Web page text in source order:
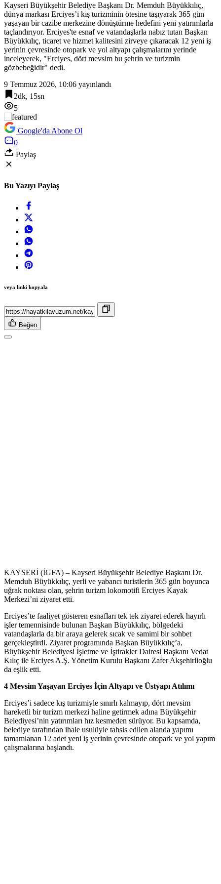
Kayseri Büyükşehir Belediye Başkanı Dr. Memduh Büyükkılıç,
dünya markası Erciyes’i kış turizminin ötesine taşıyarak 365 gün
yaşayan bir cazibe merkezine dönüştürme hedefini yeni yatırımlarla
taçlandırıyor. Erciyes'te esnaf ve vatandaşlarla nabız tutan Başkan
Büyükkılıç, ticaret ve hizmet kalitesini zirveye çıkaracak 12 yeni iş
yerinin çevresinde otopark ve yol altyapı çalışmalarını yerinde
inceleyerek, "Erciyes, dört mevsim bu şehrin ve turizmin
gözbebeğidir" dedi.
9 Temmuz 2026, 10:06 yayınlandı
2dk, 15sn
5
Google'da Abone Ol
0
Paylaş
Bu Yazıyı Paylaş
veya linki kopyala
Beğen
KAYSERİ (İGFA) – Kayseri Büyükşehir Belediye Başkanı Dr.
Memduh Büyükkılıç, yerli ve yabancı turistlerin 365 gün boyunca
uğrak noktası olan, şehrin turizm lokomotifi Erciyes Kayak
Merkezi’ni ziyaret etti.
Erciyes’te faaliyet gösteren esnafları tek tek ziyaret ederek hayırlı
işler temennisinde bulunan Başkan Büyükkılıç, bölgedeki
vatandaşlarla da bir araya gelerek sıcak ve samimi bir sohbet
gerçekleştirdi. Ziyaret programında Başkan Büyükkılıç’a,
Büyükşehir Belediyesi İşletme ve İştirakler Dairesi Başkanı Vedat
Kılıç ile Erciyes A.Ş. Yönetim Kurulu Başkanı Zafer Akşehirlioğlu
da eşlik etti.
4 Mevsim Yaşayan Erciyes İçin Altyapı ve Üstyapı Atılımı
Erciyes’i sadece kış turizmiyle sınırlı kalmayıp, dört mevsim
hareketli bir turizm merkezi haline getirmek adına Büyükşehir
Belediyesi’nin yatırımları hız kesmeden sürüyor. Bu kapsamda,
belediye tarafından ihale usulüyle tahsis edilen alanda yapımı
tamamlanan 12 adet yeni iş yerinin çevresinde otopark ve yol yapım
çalışmalarına başlandı.